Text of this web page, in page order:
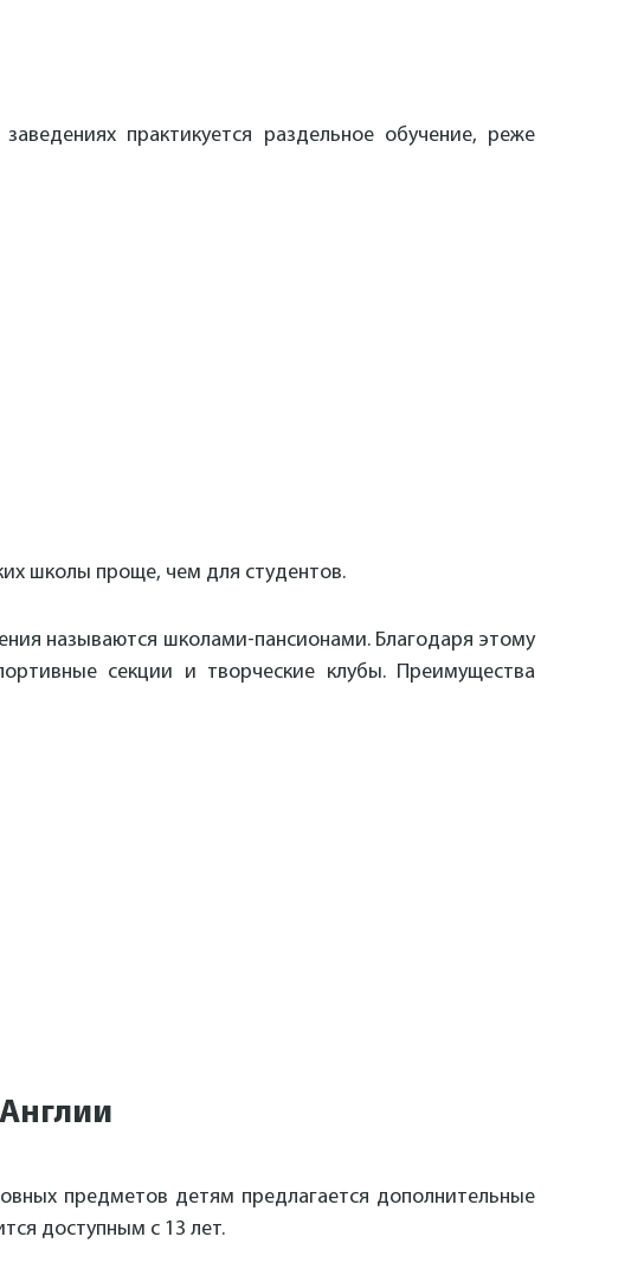
практикуется раздельное обучение, реже
школы проще, чем для студентов.
называются школами-пансионами. Благодаря этому
секции и творческие клубы. Преимущества
предметов детям предлагается дополнительные
доступным с 13 лет.